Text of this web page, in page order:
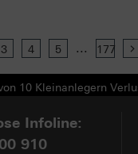
3 4 5 ... 177
10 Kleinanlegern
Infoline:
910